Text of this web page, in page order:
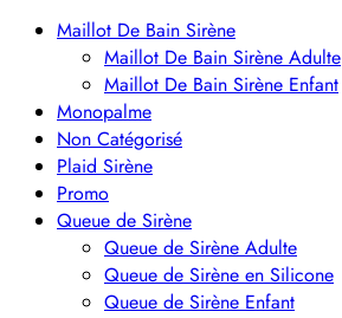
avec
Monopalme
Maillot De Bain Sirène
Maillot De Bain Sirène Adulte
Maillot De Bain Sirène Enfant
Monopalme
Non Catégorisé
Plaid Sirène
Promo
Queue de Sirène
Queue de Sirène Adulte
Queue de Sirène en Silicone
Queue de Sirène Enfant